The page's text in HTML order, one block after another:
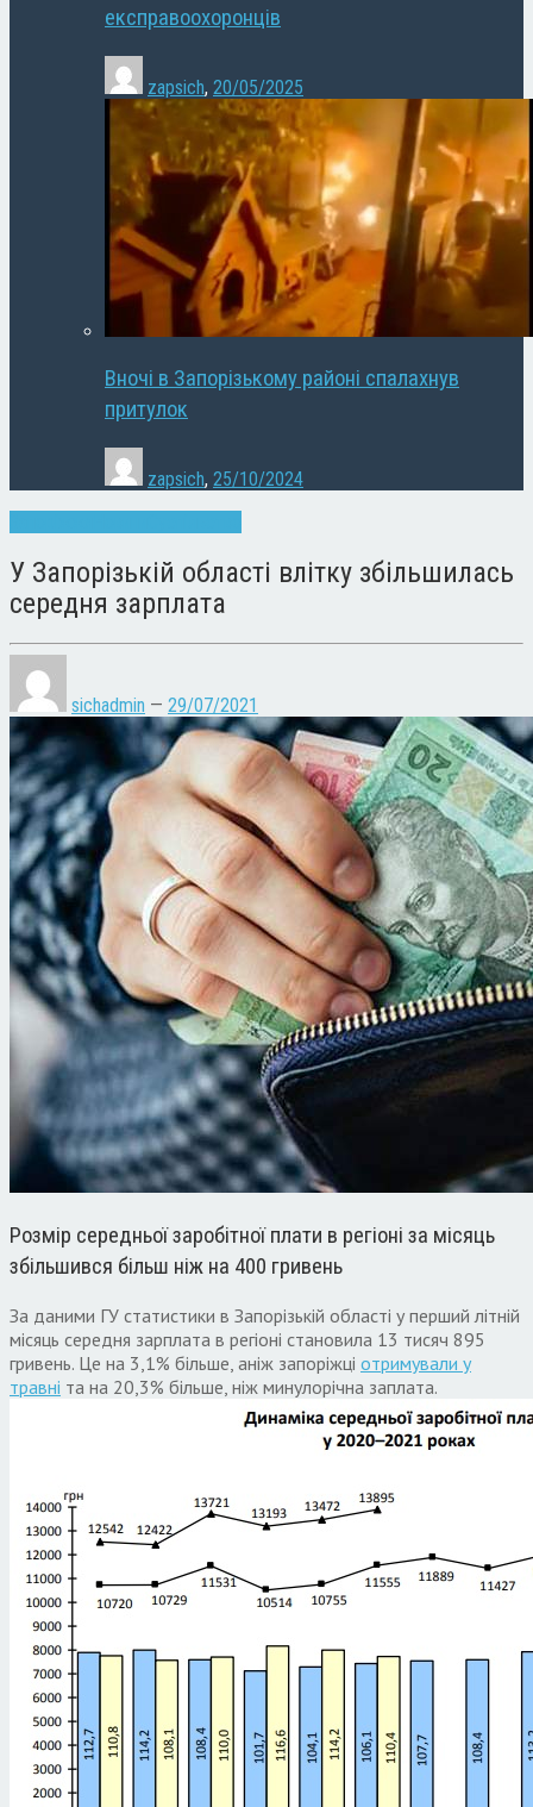
експравоохоронців
zapsich, 20/05/2025
Вночі в Запорізькому районі спалахнув
притулок
zapsich, 25/10/2024
У Запорізькій області влітку збільшилась
середня зарплата
sichadmin — 29/07/2021
Розмір середньої заробітної плати в регіоні за місяць
збільшився більш ніж на 400 гривень
За даними ГУ статистики в Запорізькій області у перший літній
місяць середня зарплата в регіоні становила 13 тисяч 895
гривень. Це на 3,1% більше, аніж запоріжці отримували у
травні та на 20,3% більше, ніж минулорічна заплата.